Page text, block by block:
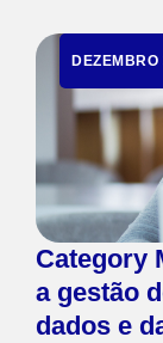
Category
a gestão
dados e